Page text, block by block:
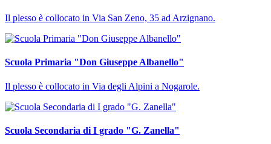
Il plesso è collocato in Via San Zeno, 35 ad Arzignano.
Scuola Primaria "Don Giuseppe Albanello"
Il plesso è collocato in Via degli Alpini a Nogarole.
Scuola Secondaria di I grado "G. Zanella"